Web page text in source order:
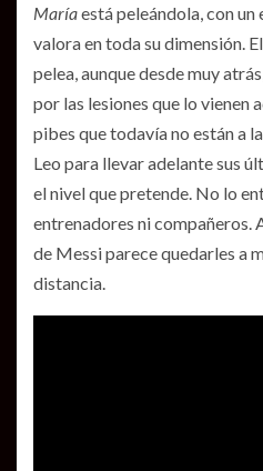
Maríaestá peleándola, con
valora en toda su dimensión. El
pelea, aunque desde muy
por las lesiones que lo vienen
pibes que todavía no están a
Leo para llevar adelante sus
el nivel que pretende. No lo
entrenadores ni compañeros.
de Messi parece quedarles a
distancia.